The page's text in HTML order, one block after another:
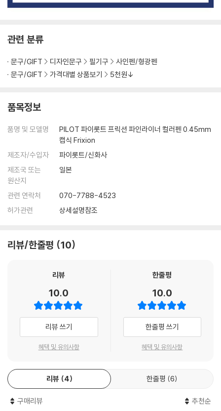
관련 분류
문구/GIFT 디자인문구 필기구
사인펜/형광펜
문구/GIFT
가격대별 상품보기 5천원↓
품목정보
품명 및 모델명
PILOT 파이롯트 프릭션 파인라이너 컬러펜 0.45mm
캡식 Frixion
제조자/수입자
파이롯트/신화사
제조국 또는
원산지
일본
관련 연락처
070-7788-4523
허가관련
상세설명참조
리뷰/한줄평 10
리뷰
10.0
리뷰 쓰기
혜택 및 유의사항
한줄평
10.0
한줄평 쓰기
혜택 및 유의사항
리뷰 4 한줄평 6
구매리뷰 추천순